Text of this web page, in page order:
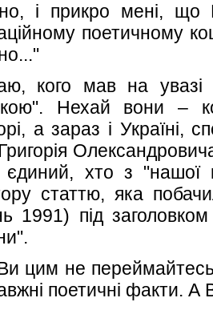
і прикро мені,
поетичному
кого мав на увазі
Нехай вони –
а зараз і Україні,
єдиний, хто з "нашої
статтю, яка
1991) під
цим не переймайтесь.
поетичні факти. А